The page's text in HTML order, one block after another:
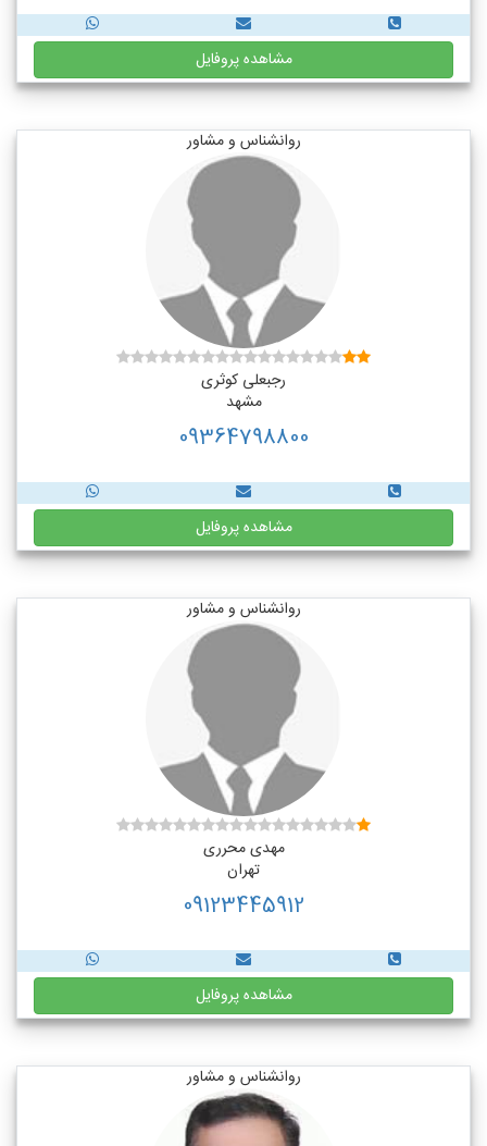
مشاهده پروفایل
روانشناس و مشاور
رجبعلی کوثری
مشهد
09364798800
مشاهده پروفایل
روانشناس و مشاور
مهدی محرری
تهران
09123445912
مشاهده پروفایل
روانشناس و مشاور